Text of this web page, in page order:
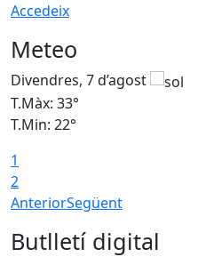
Accedeix
Meteo
Divendres, 7 d’agost
T.Màx: 33°
T.Min: 22°
1
2
AnteriorSegüent
Butlletí digital